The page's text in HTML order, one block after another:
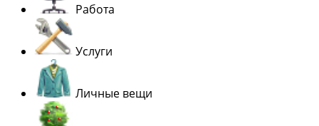
Работа
Услуги
Личные вещи